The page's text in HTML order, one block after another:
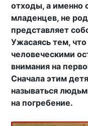
отходы, а именно
младенцев, не
представляет
Ужасаясь тем,
человеческими
внимания на
Сначала этим
называться
на погребение.